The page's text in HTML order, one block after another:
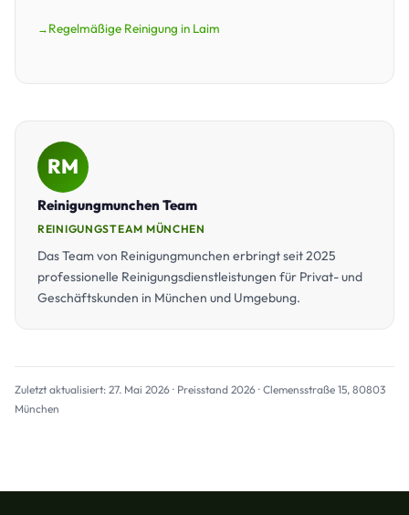
Regelmäßige Reinigung in Laim
RM
Reinigungmunchen Team
REINIGUNGSTEAM MÜNCHEN
Das Team von Reinigungmunchen erbringt seit 2025
professionelle Reinigungsdienstleistungen für Privat- und
Geschäftskunden in München und Umgebung.
Zuletzt aktualisiert: 27. Mai 2026 · Preisstand 2026 · Clemensstraße 15, 80803
München